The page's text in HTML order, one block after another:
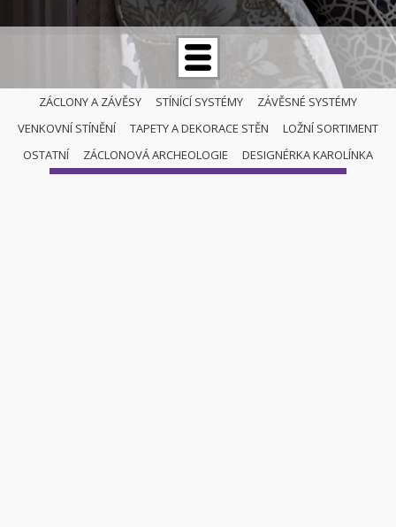
ZÁCLONY A ZÁVĚSY STÍNÍCÍ SYSTÉMY
ZÁVĚSNÉ SYSTÉMY
VENKOVNÍ STÍNĚNÍ
TAPETY A DEKORACE STĚN
LOŽNÍ SORTIMENT
OSTATNÍ
ZÁCLONOVÁ ARCHEOLOGIE DESIGNÉRKA KAROLÍNKA
ZÁCLONOVÉ TYČE